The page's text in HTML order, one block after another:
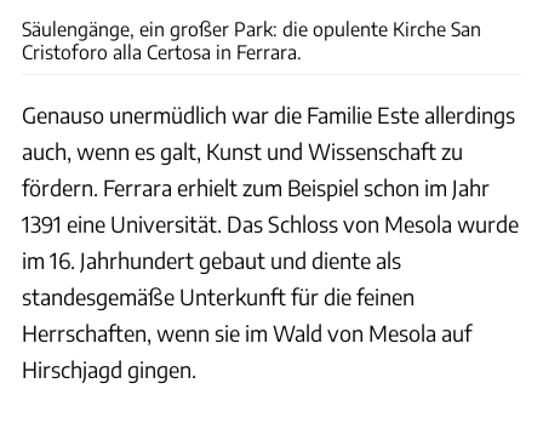
Säulengänge, ein großer Park: die opulente Kirche San
Cristoforo alla Certosa in Ferrara.
Genauso unermüdlich war die Familie Este allerdings
auch, wenn es galt, Kunst und Wissenschaft zu
fördern. Ferrara erhielt zum Beispiel schon im Jahr
1391 eine Universität. Das Schloss von Mesola wurde
im 16. Jahrhundert gebaut und diente als
standesgemäße Unterkunft für die feinen
Herrschaften, wenn sie im Wald von Mesola auf
Hirschjagd gingen.